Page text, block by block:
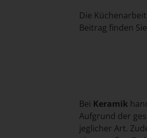
Die
Beitrag finden
Bei Keramik
Aufgrund der
jeglicher Art.